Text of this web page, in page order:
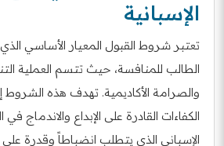
الإسبانية
تعتبر شروط القبول المعيار الأساسي
الطالب للمنافسة، حيث تتسم العملية
والصرامة الأكاديمية. تهدف هذه الشروط
الكفاءات القادرة على الإبداع والاندماج في
الإسباني الذي يتطلب انضباطاً وقدرة